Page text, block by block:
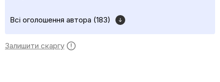
Всі оголошення автора (183)
Залишити скаргу